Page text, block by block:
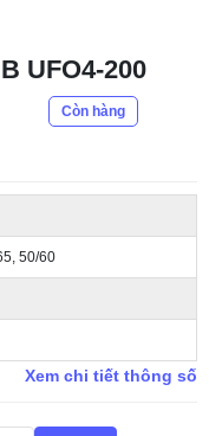
UFO4-200
Còn hàng
50/60
Xem chi tiết thông số